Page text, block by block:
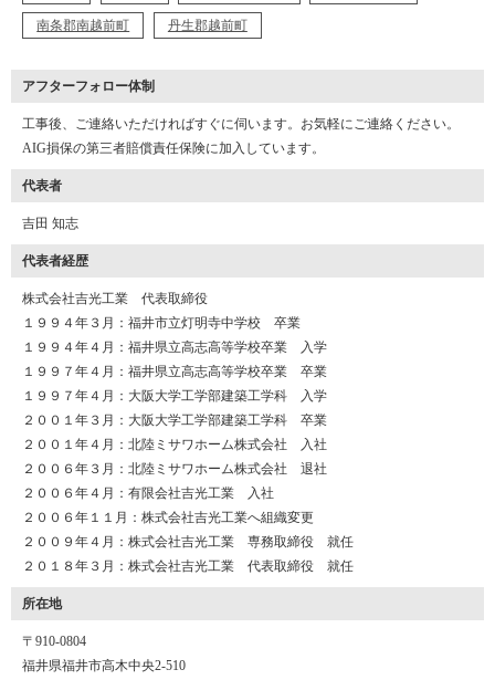
南条郡南越前町 丹生郡越前町
アフターフォロー体制
工事後、ご連絡いただければすぐに伺います。お気軽にご連絡ください。
AIG損保の第三者賠償責任保険に加入しています。
代表者
吉田 知志
代表者経歴
株式会社吉光工業 代表取締役
１９９４年３月：福井市立灯明寺中学校 卒業
１９９４年４月：福井県立高志高等学校卒業 入学
１９９７年４月：福井県立高志高等学校卒業 卒業
１９９７年４月：大阪大学工学部建築工学科 入学
２００１年３月：大阪大学工学部建築工学科 卒業
２００１年４月：北陸ミサワホーム株式会社 入社
２００６年３月：北陸ミサワホーム株式会社 退社
２００６年４月：有限会社吉光工業 入社
２００６年１１月：株式会社吉光工業へ組織変更
２００９年４月：株式会社吉光工業 専務取締役 就任
２０１８年３月：株式会社吉光工業 代表取締役 就任
所在地
〒910-0804
福井県福井市高木中央2-510